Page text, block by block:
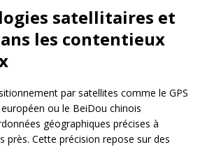
satellitaires et
les contentieux
par satellites comme le GPS
ou le BeiDou chinois
géographiques précises à
près. Cette précision repose sur des